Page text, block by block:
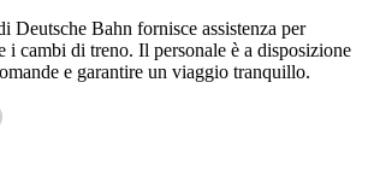
Bahn fornisce assistenza per
i cambi di treno. Il personale è a disposizione
e garantire un viaggio tranquillo.